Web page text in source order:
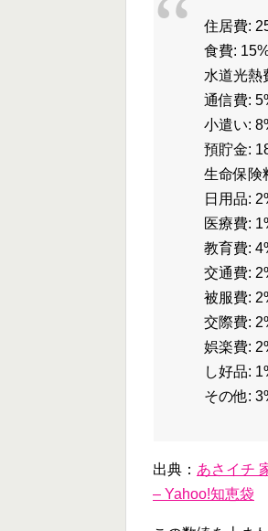
住居費:
食費:
水道光熱
通信費:
小遣い:
預貯金:
生命保険
日用品:
医療費:
教育費:
交通費:
被服費:
交際費:
娯楽費:
し好品:
その他:
出典： あさイチ
– Yahoo!知恵袋